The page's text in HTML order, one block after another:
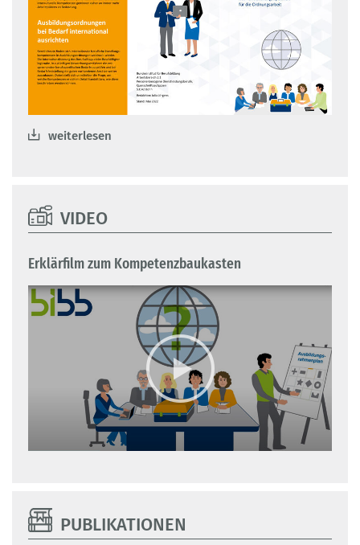
weiterlesen
VIDEO
Erklärfilm zum Kompetenzbaukasten
PUBLIKATIONEN